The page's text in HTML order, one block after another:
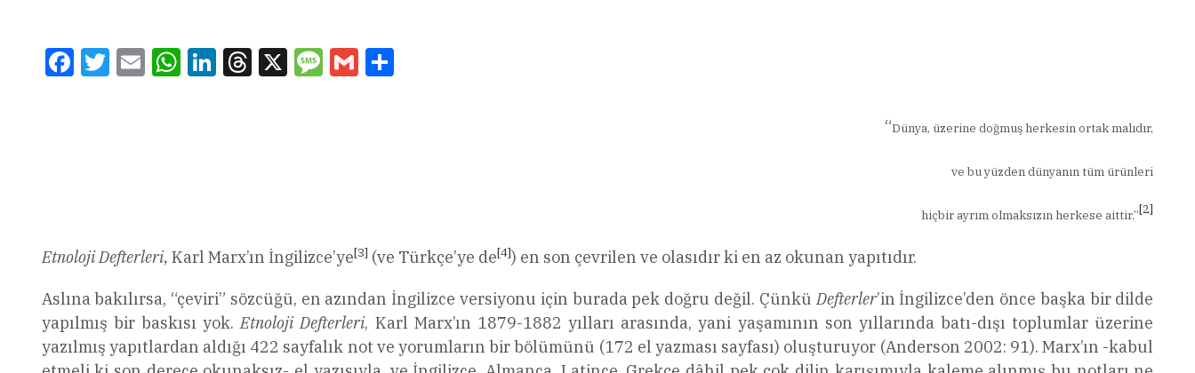
FacebookTwitterEmail WhatsAppLinkedInThreads
X Message
Gmail
“Dünya, üzerine doğmuş herkesin ortak malıdır,
ve bu yüzden dünyanın tüm ürünleri
hiçbir ayrım olmaksızın herkese aittir.”[2]
Etnoloji Defterleri, Karl Marx’ın İngilizce’ye[3] (ve Türkçe’ye de[4]) en son çevrilen ve olasıdır ki en az okunan yapıtıdır.
Aslına bakılırsa, “çeviri” sözcüğü, en azından İngilizce versiyonu için burada pek doğru değil. ÇünküDefterler’in İngilizce’den önce başka bir dilde
yapılmış bir baskısı yok.Etnoloji Defterleri, Karl Marx’ın 1879-1882 yılları arasında, yani yaşamının son yıllarında batı-dışı toplumlar üzerine
yazılmış yapıtlardan aldığı 422 sayfalık not ve yorumların bir bölümünü (172 el yazması sayfası) oluşturuyor (Anderson 2002: 91). Marx’ın -kabul